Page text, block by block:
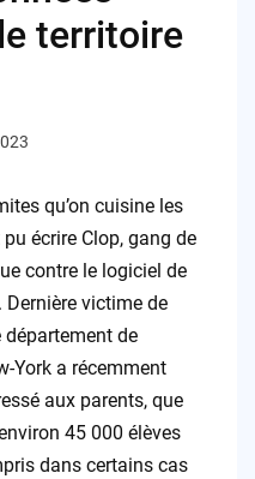
territoire
qu’on cuisine les
écrire Clop, gang de
contre le logiciel de
victime de
département de
York a récemment
aux parents, que
45 000 élèves
dans certains cas